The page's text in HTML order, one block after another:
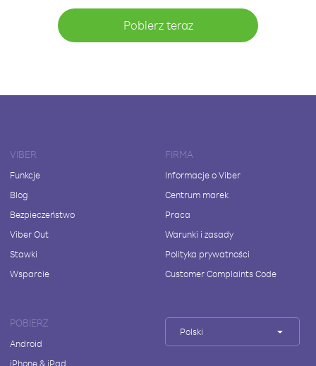
Pobierz teraz
VIBER
Funkcje
Blog
Bezpieczeństwo
Viber Out
Stawki
Wsparcie
FIRMA
Informacje o Viber
Centrum marek
Praca
Warunki i zasady
Polityka prywatności
Customer Complaints Code
POBIERZ
Android
iPhone & iPad
Polski